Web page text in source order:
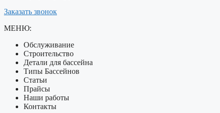
Заказать звонок
МЕНЮ:
Обслуживание
Строительство
Детали для бассейна
Типы Бассейнов
Статьи
Прайсы
Наши работы
Контакты